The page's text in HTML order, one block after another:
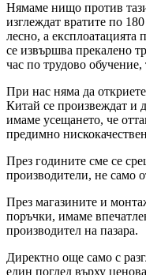
Нямаме нищо против
изглеждат вратите по
лесно, а експлоатацията
се извършва прекалено
час по трудово
При нас няма да
Китай се произвеждат и
имаме усещането, че
предимно
През годините сме се
производители, не само
През магазините и
поръчки, имаме
производител на пазара.
Директно още само с
един поглед върху